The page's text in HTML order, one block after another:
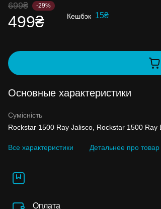
699₴ -29%
499₴ Кешбэк 15₴
Основные характеристики
Сумісність
Rockstar 1500 Ray Jalisco, Rockstar 1500 Ray
Все характеристики Детальнее про товар
Оплата